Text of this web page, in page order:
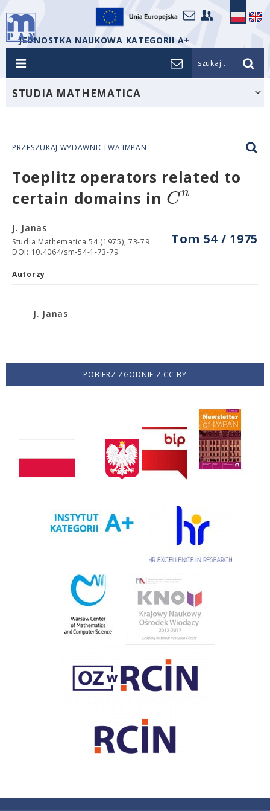
JEDNOSTKA NAUKOWA KATEGORII A+
szukaj...
STUDIA MATHEMATICA
PRZESZUKAJ WYDAWNICTWA IMPAN
Toeplitz operators related to
certain domains in Cn
Tom 54 / 1975
J. Janas
Studia Mathematica 54 (1975), 73-79
DOI: 10.4064/sm-54-1-73-79
Autorzy
J. Janas
POBIERZ ZGODNIE Z CC-BY